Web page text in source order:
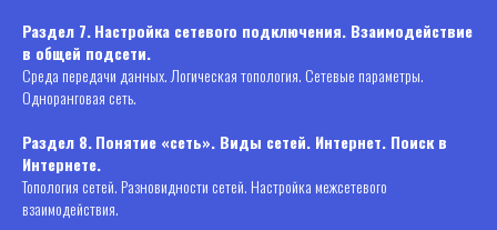
Раздел 7.Настройка сетевого подключения. Взаимодействие
в общей подсети.
Среда передачи данных. Логическая топология. Сетевые параметры.
Одноранговая сеть.
Раздел 8.Понятие «сеть». Виды сетей. Интернет. Поиск в
Интернете.
Топология сетей. Разновидности сетей. Настройка межсетевого
взаимодействия.